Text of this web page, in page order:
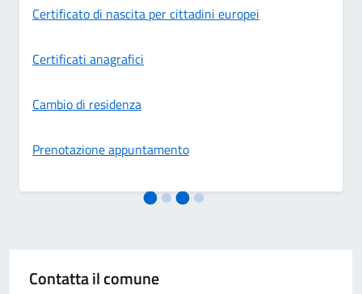
Certificato di nascita per cittadini europei
Certificati anagrafici
Cambio di residenza
Prenotazione appuntamento
Contatta il comune